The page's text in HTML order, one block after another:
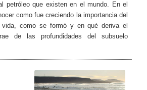
petróleo que existen en el mundo. En el
como fue creciendo la importancia del
vida, como se formó y en qué deriva el
de las profundidades del subsuelo